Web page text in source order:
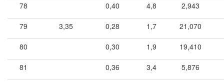
78 0,40 4,8 2,943
79 3,35 0,28 1,7 21,070
80 0,30 1,9 19,410
81 0,36 3,4 5,876